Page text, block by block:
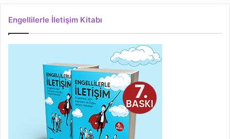
Engellilerle İletişim Kitabı